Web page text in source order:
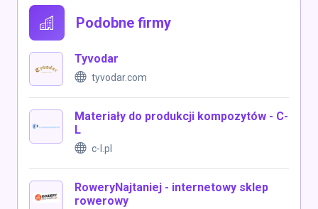
Podobne firmy
Tyvodar
tyvodar.com
Materiały do produkcji kompozytów - C-
L
c-l.pl
RoweryNajtaniej - internetowy sklep
rowerowy